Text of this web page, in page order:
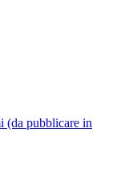
(da pubblicare in